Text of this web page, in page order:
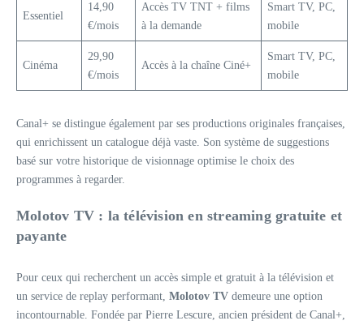
Essentiel
14,90
€/mois
Accès TV TNT + films
à la demande
Smart TV, PC,
mobile
Cinéma
29,90
€/mois
Accès à la chaîne Ciné+
Smart TV, PC,
mobile
Canal+ se distingue également par ses productions originales françaises,
qui enrichissent un catalogue déjà vaste. Son système de suggestions
basé sur votre historique de visionnage optimise le choix des
programmes à regarder.
Molotov TV : la télévision en streaming gratuite et
payante
Pour ceux qui recherchent un accès simple et gratuit à la télévision et
un service de replay performant, Molotov TV demeure une option
incontournable. Fondée par Pierre Lescure, ancien président de Canal+,